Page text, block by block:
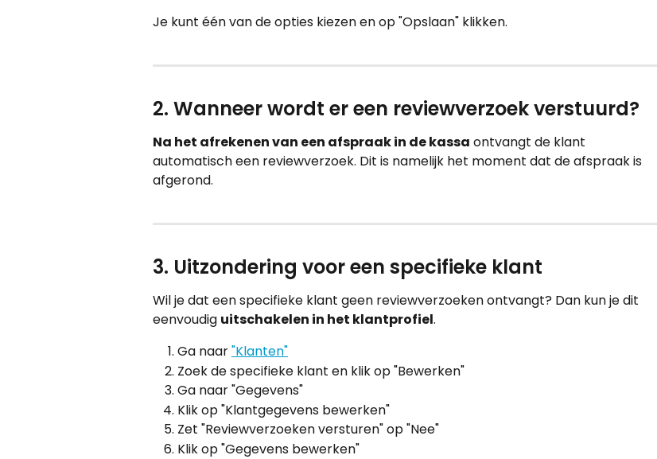
Je kunt één van de opties kiezen en op "Opslaan" klikken.
2. Wanneer wordt er een reviewverzoek verstuurd?
Na het afrekenen van een afspraak in de kassa ontvangt de klant
automatisch een reviewverzoek. Dit is namelijk het moment dat de afspraak is
afgerond.
3. Uitzondering voor een specifieke klant
Wil je dat een specifieke klant geen reviewverzoeken ontvangt? Dan kun je dit
eenvoudig uitschakelen in het klantprofiel.
Ga naar "Klanten"
Zoek de specifieke klant en klik op "Bewerken"
Ga naar "Gegevens"
Klik op "Klantgegevens bewerken"
Zet "Reviewverzoeken versturen" op "Nee"
Klik op "Gegevens bewerken"